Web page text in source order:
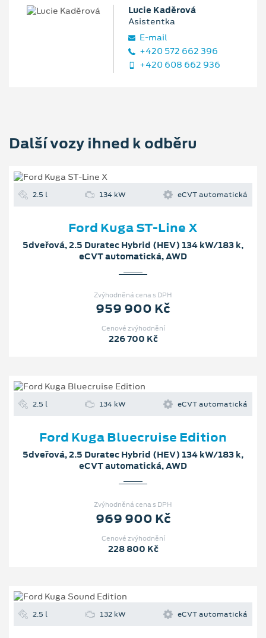
Lucie Kaděrová
Asistentka
E‑mail
+420 572 662 396
+420 608 662 936
Další vozy ihned k odběru
2.5 l 134 kW eCVT automatická
Ford Kuga ST-Line X
5dveřová, 2.5 Duratec Hybrid (HEV) 134 kW/183 k,
eCVT automatická, AWD
Zvýhodněná cena s DPH
959 900 Kč
Cenové zvýhodnění
226 700 Kč
2.5 l 134 kW eCVT automatická
Ford Kuga Bluecruise Edition
5dveřová, 2.5 Duratec Hybrid (HEV) 134 kW/183 k,
eCVT automatická, AWD
Zvýhodněná cena s DPH
969 900 Kč
Cenové zvýhodnění
228 800 Kč
2.5 l 132 kW eCVT automatická